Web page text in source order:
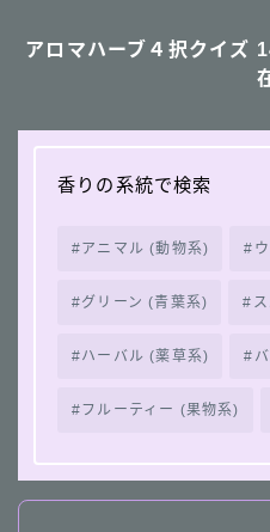
アロマハーブ４択クイズ
香りの系統で検索
アニマル (動物系)
グリーン (青葉系)
ハーバル (薬草系)
フルーティー (果物系)